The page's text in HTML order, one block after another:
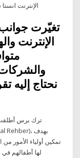
الإنترنت
تغيّرت جوانب
الإنترنت
نحتاج إليه
تمكين أولياء الأمور
لها أطفالهم في